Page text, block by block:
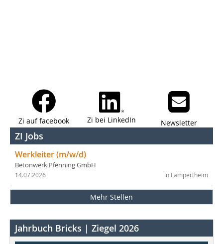
Zi auf facebook Zi bei LinkedIn Newsletter
ZI Jobs
Werkleiter (m/w/d)
Betonwerk Pfenning GmbH
in Lampertheim
14.07.2026
Mehr Stellen
Jahrbuch Bricks | Ziegel 2026